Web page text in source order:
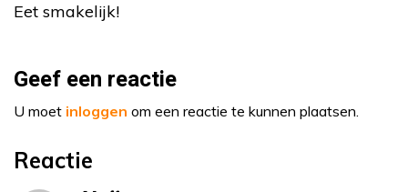
Eet smakelijk!
Geef een reactie
U moet inloggen om een reactie te kunnen plaatsen.
Reactie